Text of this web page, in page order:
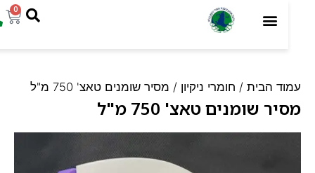
הבית /חומרי ניקיון / מסיר שומנים טאצ' 750 מ"ל
שומנים טאצ' 750 מ"ל